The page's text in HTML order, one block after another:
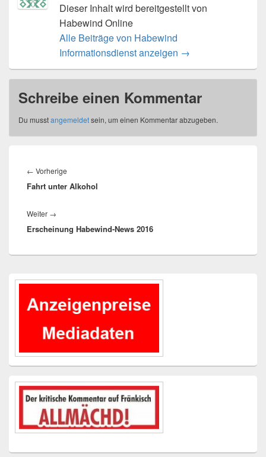
Dieser Inhalt wird bereitgestellt von
Habewind Online
Alle Beiträge von Habewind
Informationsdienst anzeigen →
Schreibe einen Kommentar
Du musstangemeldetsein, um einen Kommentar abzugeben.
← Vorherige
Beitrag:
Fahrt unter Alkohol
Weiter →
Beitrag:
Erscheinung Habewind-News 2016
Primärer
Widgetbereich